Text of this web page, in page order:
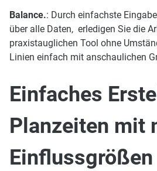
Balance.: Durch einfachste
über alle Daten, erledigen Sie die
praxistauglichen Tool ohne
Linien einfach mit anschaulichen
Einfaches
Planzeiten mit
Einflussgrößen